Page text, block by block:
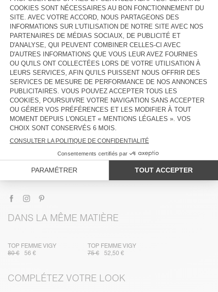
VOIR LE LOOK
DESCRIPTION
TAILLE ET COUPE
COMPOSITION
ENTRETIEN
TRAÇABILITÉ
DANS LA MÊME MATIÈRE
TOP FEMME VIGY
80 €
56 €
TOP FEMME VIGY
75 €
52,50 €
COMPLÉTEZ VOTRE LOOK